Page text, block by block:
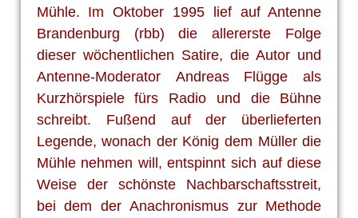
Mühle. Im Oktober 1995 lief auf Antenne
Brandenburg (rbb) die allererste Folge
dieser wöchentlichen Satire, die Autor und
Antenne-Moderator Andreas Flügge als
Kurzhörspiele fürs Radio und die Bühne
schreibt. Fußend auf der überlieferten
Legende, wonach der König dem Müllerdie
Mühle nehmen will, entspinnt sich auf diese
Weise der schönste Nachbarschaftsstreit,
bei dem der Anachronismus zur Methode